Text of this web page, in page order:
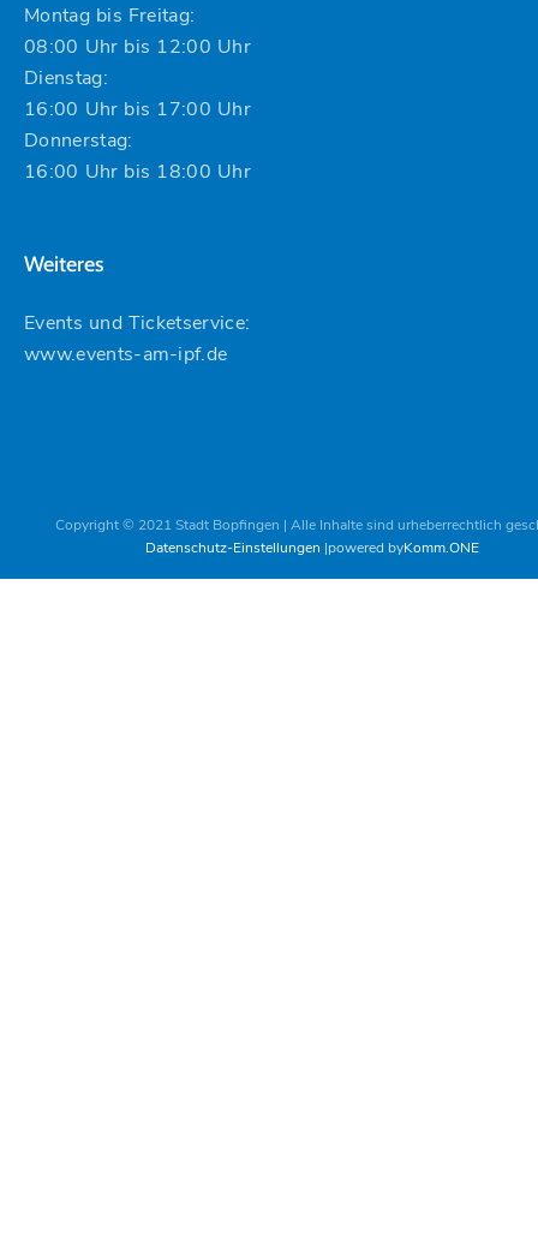
Montag bis Freitag:
08:00 Uhr bis 12:00 Uhr
Dienstag:
16:00 Uhr bis 17:00 Uhr
Donnerstag:
16:00 Uhr bis 18:00 Uhr
Weiteres
Events und Ticketservice:
www.events-am-ipf.de
Copyright © 2021 Stadt Bopfingen | Alle Inhalte sind urheberrechtlich
Datenschutz-Einstellungen powered byKomm.ONE